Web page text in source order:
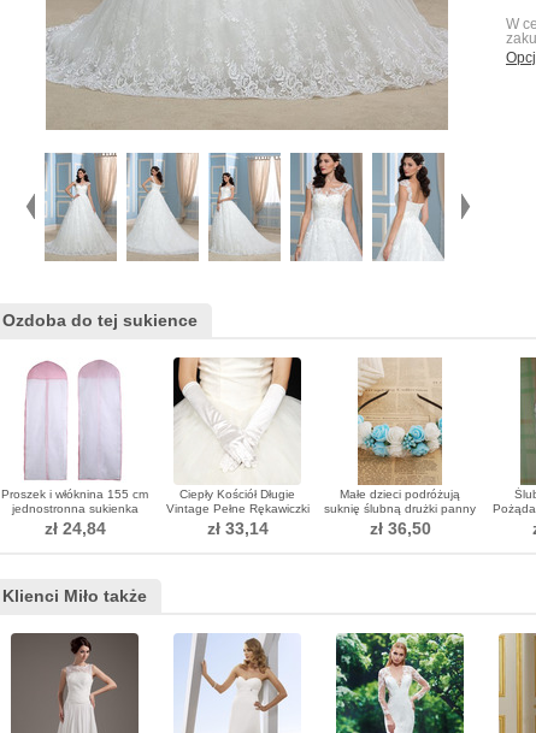
W
Ozdoba do tej sukience
Proszek i włóknina 155 cm
jednostronna sukienka
pokrywa okładka w słowie
zł 24,84
Ciepły Kościół Długie
Vintage Pełne Rękawiczki
Zimowe Finger
zł 33,14
Małe dzieci podróżują
suknię ślubną drużki panny
młodej drużki
zł 36,50
Klienci Miło także